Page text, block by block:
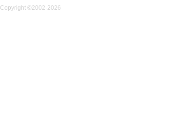
Copyright ©2002-2026